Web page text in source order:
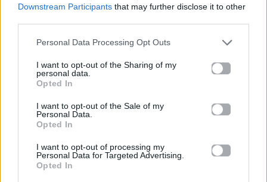
Downstream Participants that may further disclose it to other
Personal Data Processing Opt Outs
I want to opt-out of the Sharing of my
personal data.
Opted In
I want to opt-out of the Sale of my
Personal Data.
Opted In
I want to opt-out of processing my
Personal Data for Targeted Advertising.
Opted In
διακόσμηση ΚΗΠΟΣ 2026
Ακολουθήστε το
News
Ακολουθήστε το
Mad.gr στο MSN